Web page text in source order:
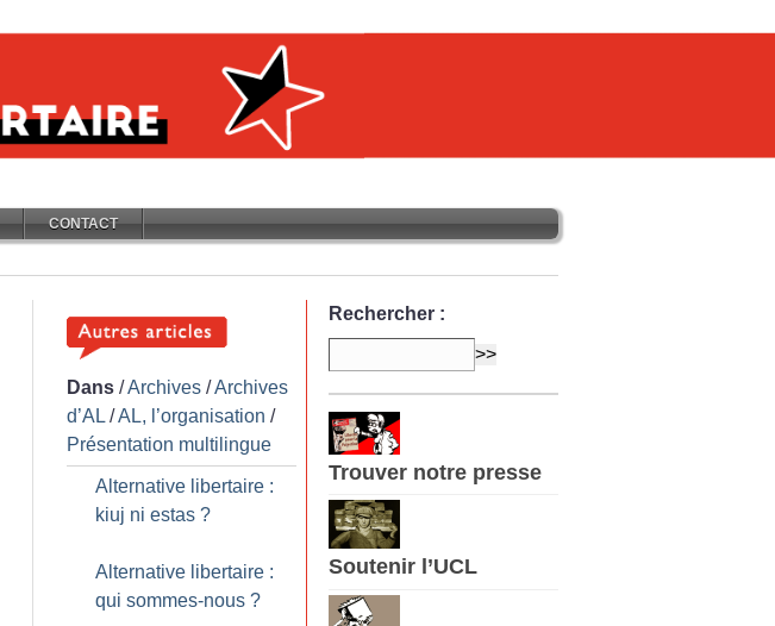
CONTACT
Dans /Archives /Archives
d’AL /AL, l’organisation /
Présentation multilingue
Alternative libertaire :
kiuj ni estas ?
Alternative libertaire :
qui sommes-nous ?
Rechercher :
Trouver notre presse
Soutenir l’UCL